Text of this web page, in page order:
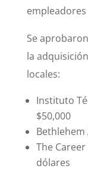
Se
la
locales:
Instituto
$50,000
Bethlehem
The
dólares